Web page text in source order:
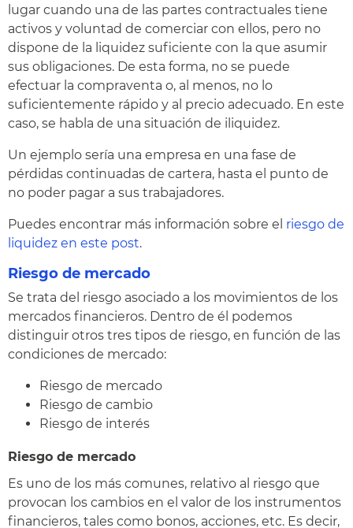
lugar cuando una de las partes contractuales tiene
activos y voluntad de comerciar con ellos, pero no
dispone de la liquidez suficiente con la que asumir
sus obligaciones. De esta forma, no se puede
efectuar la compraventa o, al menos, no lo
suficientemente rápido y al precio adecuado. En este
caso, se habla de una situación de iliquidez.
Un ejemplo sería una empresa en una fase de
pérdidas continuadas de cartera, hasta el punto de
no poder pagar a sus trabajadores.
Puedes encontrar más información sobre el riesgo de
liquidez en este post.
Riesgo de mercado
Se trata del riesgo asociado a los movimientos de los
mercados financieros. Dentro de él podemos
distinguir otros tres tipos de riesgo, en función de las
condiciones de mercado:
Riesgo de mercado
Riesgo de cambio
Riesgo de interés
Riesgo de mercado
Es uno de los más comunes, relativo al riesgo que
provocan los cambios en el valor de los instrumentos
financieros, tales como bonos, acciones, etc. Es decir,